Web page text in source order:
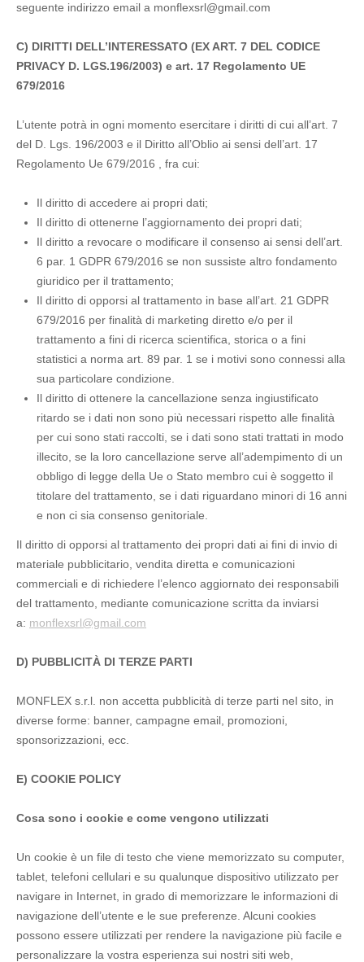
seguente indirizzo email a monflexsrl@gmail.com
C) DIRITTI DELL’INTERESSATO (EX ART. 7 DEL CODICE
PRIVACY D. LGS.196/2003) e art. 17 Regolamento UE
679/2016
L’utente potrà in ogni momento esercitare i diritti di cui all’art. 7
del D. Lgs. 196/2003 e il Diritto all’Oblio ai sensi dell’art. 17
Regolamento Ue 679/2016 , fra cui:
Il diritto di accedere ai propri dati;
Il diritto di ottenerne l’aggiornamento dei propri dati;
Il diritto a revocare o modificare il consenso ai sensi dell’art.
6 par. 1 GDPR 679/2016 se non sussiste altro fondamento
giuridico per il trattamento;
Il diritto di opporsi al trattamento in base all’art. 21 GDPR
679/2016 per finalità di marketing diretto e/o per il
trattamento a fini di ricerca scientifica, storica o a fini
statistici a norma art. 89 par. 1 se i motivi sono connessi alla
sua particolare condizione.
Il diritto di ottenere la cancellazione senza ingiustificato
ritardo se i dati non sono più necessari rispetto alle finalità
per cui sono stati raccolti, se i dati sono stati trattati in modo
illecito, se la loro cancellazione serve all’adempimento di un
obbligo di legge della Ue o Stato membro cui è soggetto il
titolare del trattamento, se i dati riguardano minori di 16 anni
e non ci sia consenso genitoriale.
Il diritto di opporsi al trattamento dei propri dati ai fini di invio di
materiale pubblicitario, vendita diretta e comunicazioni
commerciali e di richiedere l’elenco aggiornato dei responsabili
del trattamento, mediante comunicazione scritta da inviarsi
a: monflexsrl@gmail.com
D) PUBBLICITÀ DI TERZE PARTI
MONFLEX s.r.l. non accetta pubblicità di terze parti nel sito, in
diverse forme: banner, campagne email, promozioni,
sponsorizzazioni, ecc.
E) COOKIE POLICY
Cosa sono i cookie e come vengono utilizzati
Un cookie è un file di testo che viene memorizzato su computer,
tablet, telefoni cellulari e su qualunque dispositivo utilizzato per
navigare in Internet, in grado di memorizzare le informazioni di
navigazione dell’utente e le sue preferenze. Alcuni cookies
possono essere utilizzati per rendere la navigazione più facile e
personalizzare la vostra esperienza sui nostri siti web,